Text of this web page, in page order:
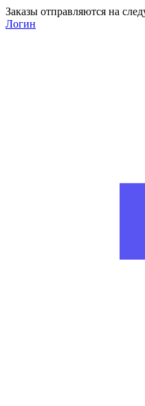
Заказы отправляются на
Логин